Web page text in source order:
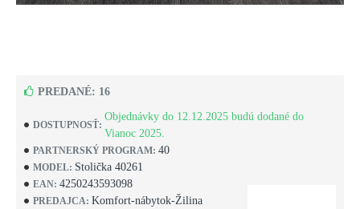
DOSTUPNOSŤ:
Objednávky do 12.12.2025 budú dodané do
Vianoc 2025.
PARTNERSKÝ PROGRAM: 40
MODEL: Stolička 40261
EAN: 4250243593098
PREDAJCA: Komfort-nábytok-Žilina
PREDANÉ: 16